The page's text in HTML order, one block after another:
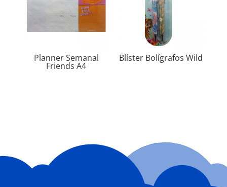
Planner Semanal
Friends A4
Blíster Bolígrafos Wild